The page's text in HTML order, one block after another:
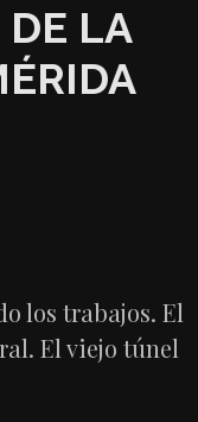
DE LA
los trabajos. El
El viejo túnel